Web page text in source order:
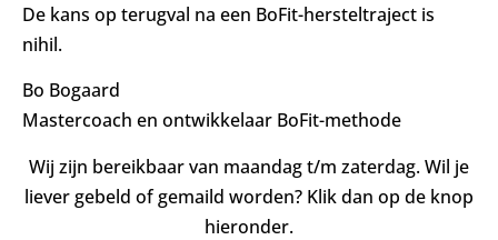
De kans op terugval na een BoFit-hersteltraject is
nihil.
Bo Bogaard
Mastercoach en ontwikkelaar BoFit-methode
Wij zijn bereikbaar van maandag t/m zaterdag. Wil je
liever gebeld of gemaild worden? Klik dan op de knop
hieronder.